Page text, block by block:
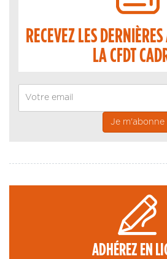
RECEVEZ LES
LA CFDT
ADHÉREZ EN